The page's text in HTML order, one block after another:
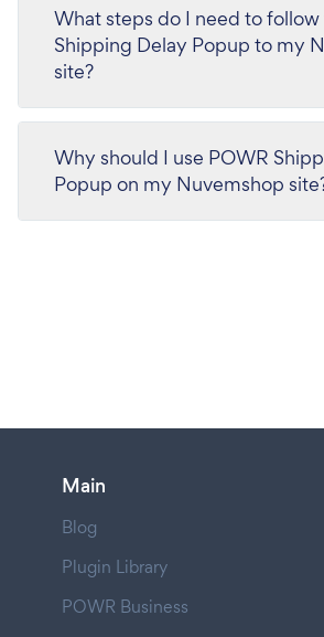
What steps do I need to
Shipping Delay Popup to my
site?
Why should I use POWR
Popup on my Nuvemshop
Main
Blog
Plugin Library
POWR Business